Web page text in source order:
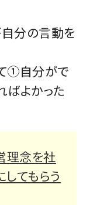
分の言動を
①自分がで
ばよかった
理念を社
てもらう